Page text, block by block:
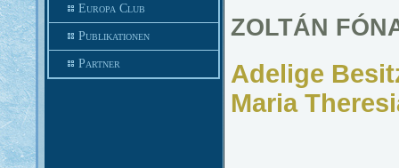
Europa Club
Publikationen
Partner
ZOLTÁN
Adelige
Maria